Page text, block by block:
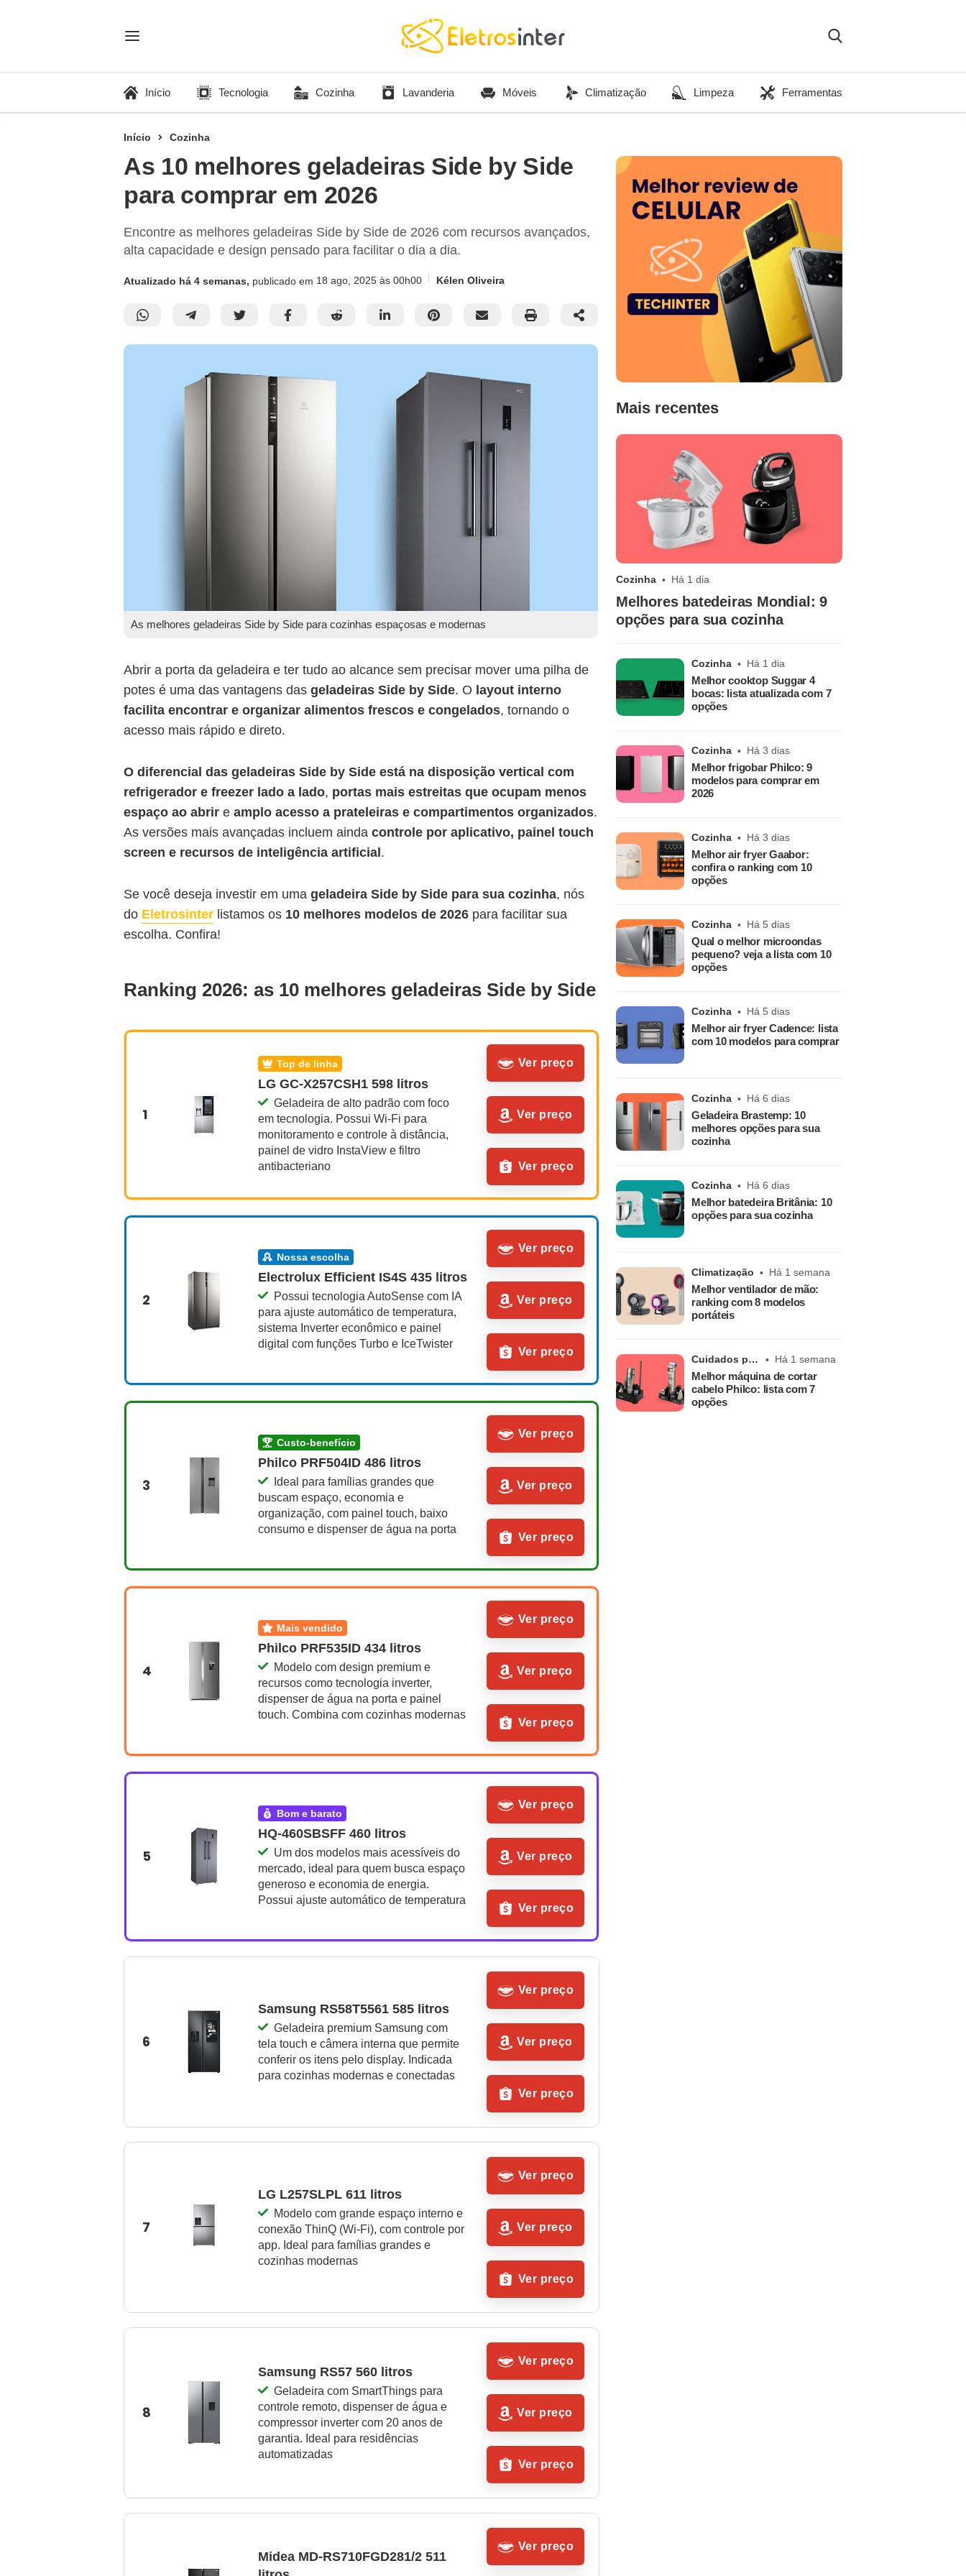
Início Tecnologia Cozinha Lavanderia Móveis Climatização Limpeza Ferramentas
Início Cozinha
As 10 melhores geladeiras Side by Side
para comprar em 2026
Encontre as melhores geladeiras Side by Side de 2026 com recursos avançados,
alta capacidade e design pensado para facilitar o dia a dia.
Atualizado há 4 semanas, publicado em 18 ago, 2025 às 00h00 Kélen Oliveira
As melhores geladeiras Side by Side para cozinhas espaçosas e modernas
Abrir a porta da geladeira e ter tudo ao alcance sem precisar mover uma pilha de
potes é uma das vantagens das geladeiras Side by Side. O layout interno
facilita encontrar e organizar alimentos frescos e congelados, tornando o
acesso mais rápido e direto.
O diferencial das geladeiras Side by Side está na disposição vertical com
refrigerador e freezer lado a lado, portas mais estreitas que ocupam menos
espaço ao abrir e amplo acesso a prateleiras e compartimentos organizados.
As versões mais avançadas incluem ainda controle por aplicativo, painel touch
screen e recursos de inteligência artificial .
Se você deseja investir em uma geladeira Side by Side para sua cozinha, nós
do Eletrosinter listamos os 10 melhores modelos de 2026 para facilitar sua
escolha. Confira!
Ranking 2026: as 10 melhores geladeiras Side by Side
1
top de linha
LG GC-X257CSH1 598 litros
Geladeira de alto padrão com foco
em tecnologia. Possui Wi-Fi para
monitoramento e controle à distância,
painel de vidro InstaView e filtro
antibacteriano
Ver preço
Ver preço
Ver preço
2
nossa escolha
Electrolux Efficient IS4S 435 litros
Possui tecnologia AutoSense com IA
para ajuste automático de temperatura,
sistema Inverter econômico e painel
digital com funções Turbo e IceTwister
Ver preço
Ver preço
Ver preço
3
custo-benefício
Philco PRF504ID 486 litros
Ideal para famílias grandes que
buscam espaço, economia e
organização, com painel touch, baixo
consumo e dispenser de água na porta
Ver preço
Ver preço
Ver preço
4
mais vendido
Philco PRF535ID 434 litros
Modelo com design premium e
recursos como tecnologia inverter,
dispenser de água na porta e painel
touch. Combina com cozinhas modernas
Ver preço
Ver preço
Ver preço
5
bom e barato
HQ-460SBSFF 460 litros
Um dos modelos mais acessíveis do
mercado, ideal para quem busca espaço
generoso e economia de energia.
Possui ajuste automático de temperatura
Ver preço
Ver preço
Ver preço
6
Samsung RS58T5561 585 litros
Geladeira premium Samsung com
tela touch e câmera interna que permite
conferir os itens pelo display. Indicada
para cozinhas modernas e conectadas
Ver preço
Ver preço
Ver preço
7
LG L257SLPL 611 litros
Modelo com grande espaço interno e
conexão ThinQ (Wi-Fi), com controle por
app. Ideal para famílias grandes e
cozinhas modernas
Ver preço
Ver preço
Ver preço
8
Samsung RS57 560 litros
Geladeira com SmartThings para
controle remoto, dispenser de água e
compressor inverter com 20 anos de
garantia. Ideal para residências
automatizadas
Ver preço
Ver preço
Ver preço
Midea MD-RS710FGD281/2 511
Ver preço
Mais recentes
Cozinha Há 1 dia
Melhores batedeiras Mondial: 9
opções para sua cozinha
Cozinha Há 1 dia
Melhor cooktop Suggar 4
bocas: lista atualizada com 7
opções
Cozinha Há 3 dias
Melhor frigobar Philco: 9
modelos para comprar em
2026
Cozinha Há 3 dias
Melhor air fryer Gaabor:
confira o ranking com 10
opções
Cozinha Há 5 dias
Qual o melhor microondas
pequeno? veja a lista com 10
opções
Cozinha Há 5 dias
Melhor air fryer Cadence: lista
com 10 modelos para comprar
Cozinha Há 6 dias
Geladeira Brastemp: 10
melhores opções para sua
cozinha
Cozinha Há 6 dias
Melhor batedeira Britânia: 10
opções para sua cozinha
Climatização Há 1 semana
Melhor ventilador de mão:
ranking com 8 modelos
portáteis
Cuidados pessoais Há 1 semana
Melhor máquina de cortar
cabelo Philco: lista com 7
opções